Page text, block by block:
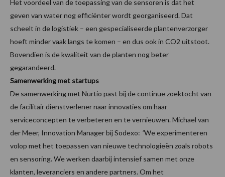
Het voordeel van de toepassing van de sensoren is dat het
geven van water nog efficiënter wordt georganiseerd. Dat
scheelt in de logistiek – een gespecialiseerde plantenverzorger
hoeft minder vaak langs te komen – en dus ook in CO2 uitstoot.
Bovendien is de kwaliteit van de planten nog beter
gegarandeerd.
Samenwerking met startups
De samenwerking met Nurtio past bij de continue zoektocht van
de facilitair dienstverlener naar innovaties om haar
serviceconcepten te verbeteren en te vernieuwen. Michael van
der Meer, Innovation Manager bij Sodexo: “We experimenteren
volop met het toepassen van nieuwe technologieën zoals robots
en sensoring. We werken daarbij intensief samen met onze
klanten, leveranciers en andere partners. Om het